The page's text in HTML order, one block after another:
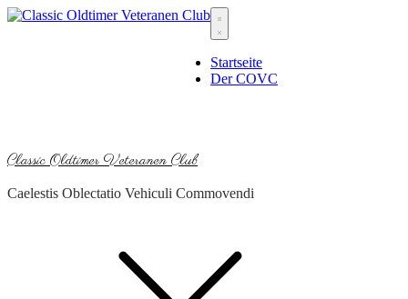
Skip
Classic Oldtimer Veteranen Club
Caelestis Oblectatio Vehiculi Commovendi
Startseite
Der COVC